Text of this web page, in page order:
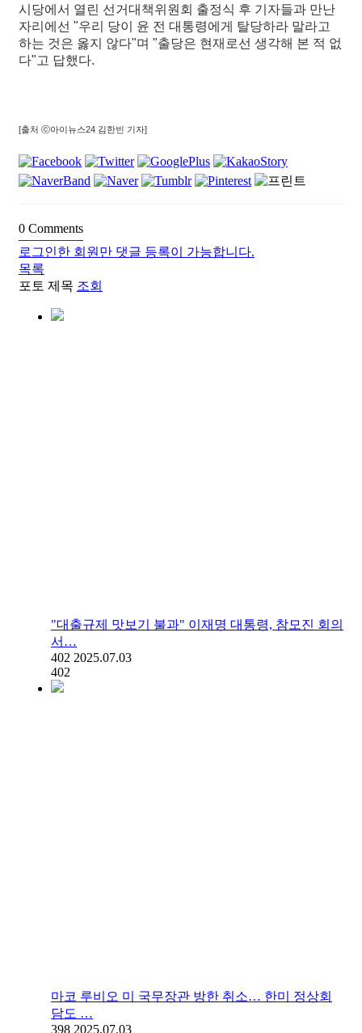
시당에서 열린 선거대책위원회 출정식 후 기자들과 만난
자리에선 "우리 당이 윤 전 대통령에게 탈당하라 말라고
하는 것은 옳지 않다"며 "출당은 현재로선 생각해 본 적 없
다"고 답했다.
[출처 ⓒ아이뉴스24 김한빈 기자]
0 Comments
로그인한 회원만 댓글 등록이 가능합니다.
목록
포토 제목 조회
"대출규제 맛보기 불과" 이재명 대통령, 참모진 회의
서…
402 2025.07.03
402
마코 루비오 미 국무장관 방한 취소… 한미 정상회
담도 …
398 2025.07.03